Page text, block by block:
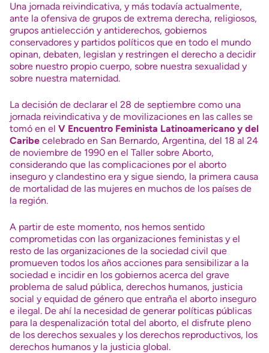
Una jornada reivindicativa, y más todavía actualmente,
ante la ofensiva de grupos de extrema derecha, religiosos,
grupos antielección y antiderechos, gobiernos
conservadores y partidos políticos que en todo el mundo
opinan, debaten, legislan y restringen el derecho a decidir
sobre nuestro propio cuerpo, sobre nuestra sexualidad y
sobre nuestra maternidad.
La decisión de declarar el 28 de septiembre como una
jornada reivindicativa y de movilizaciones en las calles se
tomó en el V Encuentro Feminista Latinoamericano y del
Caribe celebrado en San Bernardo, Argentina, del 18 al 24
de noviembre de 1990 en el Taller sobre Aborto,
considerando que las complicaciones por el aborto
inseguro y clandestino era y sigue siendo, la primera causa
de mortalidad de las mujeres en muchos de los países de
la región.
A partir de este momento, nos hemos sentido
comprometidas con las organizaciones feministas y el
resto de las organizaciones de la sociedad civil que
promueven todos los años acciones para sensibilizar a la
sociedad e incidir en los gobiernos acerca del grave
problema de salud pública, derechos humanos, justicia
social y equidad de género que entraña el aborto inseguro
e ilegal. De ahí la necesidad de generar políticas públicas
para la despenalización total del aborto, el disfrute pleno
de los derechos sexuales y los derechos reproductivos, los
derechos humanos y la justicia global.